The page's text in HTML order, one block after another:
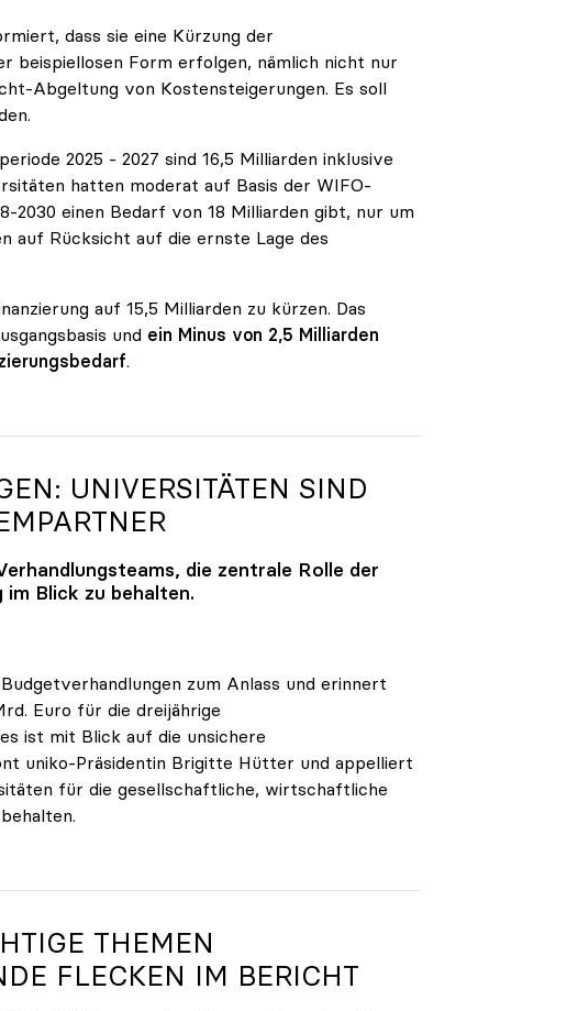
dass sie eine Kürzung der
beispiellosen Form erfolgen, nämlich nicht nur
Abgeltung von Kostensteigerungen. Es soll
2025 - 2027 sind 16,5 Milliarden inklusive
hatten moderat auf Basis der WIFO-
2030 einen Bedarf von 18 Milliarden gibt, nur um
auf Rücksicht auf die ernste Lage des
auf 15,5 Milliarden zu kürzen. Das
und ein Minus von 2,5 Milliarden
.
UNIVERSITÄTEN SIND
die zentrale Rolle der
Blick zu behalten.
zum Anlass und erinnert
Euro für die dreijährige
ist mit Blick auf die unsichere
uniko-Präsidentin Brigitte Hütter und appelliert
für die gesellschaftliche, wirtschaftliche
THEMEN
FLECKEN IM BERICHT